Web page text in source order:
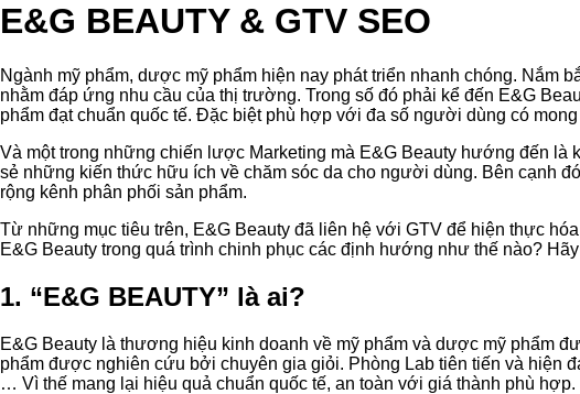
E&G BEAUTY & GTV SEO
Ngành mỹ phẩm, dược mỹ phẩm hiện nay phát triển nhanh chóng. Nắm
nhằm đáp ứng nhu cầu của thị trường. Trong số đó phải kể đến E&G
phẩm đạt chuẩn quốc tế. Đặc biệt phù hợp với đa số người dùng có
Và một trong những chiến lược Marketing mà E&G Beauty hướng đến là
sẻ những kiến thức hữu ích về chăm sóc da cho người dùng. Bên cạnh
rộng kênh phân phối sản phẩm.
Từ những mục tiêu trên, E&G Beauty đã liên hệ với GTV để hiện thực
E&G Beauty trong quá trình chinh phục các định hướng như thế nào?
1. “E&G BEAUTY” là ai?
E&G Beauty là thương hiệu kinh doanh về mỹ phẩm và dược mỹ phẩm
phẩm được nghiên cứu bởi chuyên gia giỏi. Phòng Lab tiên tiến và hiện
… Vì thế mang lại hiệu quả chuẩn quốc tế, an toàn với giá thành phù hợp.